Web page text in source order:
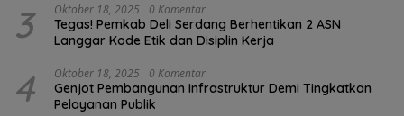
3 Oktober 18, 2025 0 Komentar
Tegas! Pemkab Deli Serdang Berhentikan 2 ASN
Langgar Kode Etik dan Disiplin Kerja
4 Oktober 18, 2025 0 Komentar
Genjot Pembangunan Infrastruktur Demi Tingkatkan
Pelayanan Publik